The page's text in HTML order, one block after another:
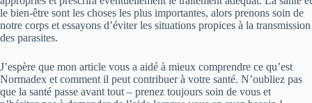
le bien-être sont les choses les plus importantes, alors prenons soin de
notre corps et essayons d’éviter les situations propices à la transmission
des parasites.
J’espère que mon article vous a aidé à mieux comprendre ce qu’est
Normadex et comment il peut contribuer à votre santé. N’oubliez pas
que la santé passe avant tout – prenez toujours soin de vous et